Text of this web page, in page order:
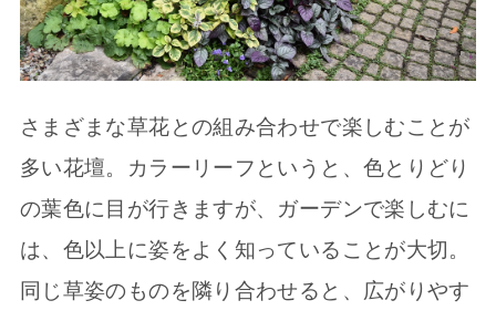
さまざまな草花との組み合わせで楽しむことが
多い花壇。カラーリーフというと、色とりどり
の葉色に目が行きますが、ガーデンで楽しむに
は、色以上に姿をよく知っていることが大切。
同じ草姿のものを隣り合わせると、広がりやす